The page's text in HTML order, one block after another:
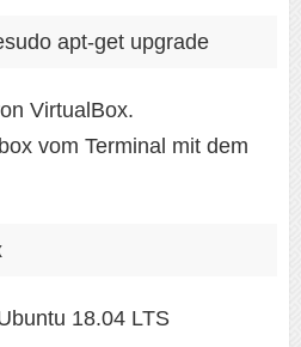
apt-get upgrade
VirtualBox.
vom Terminal mit dem
18.04 LTS